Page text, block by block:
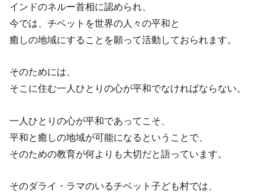
インドのネルー首相に認められ、
今では、チベットを世界の人々の平和と
癒しの地域にすることを願って活動しておられます。
そのためには、
そこに住む一人ひとりの心が平和でなければならない。
一人ひとりの心が平和であってこそ、
平和と癒しの地域が可能になるということで、
そのための教育が何よりも大切だと語っています。
そのダライ・ラマのいるチベット子ども村では、